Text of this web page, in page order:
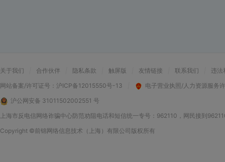
关于我们 合作伙伴 隐私条款 触屏版 友情链接 联系我们
违法
网站备案/许可证号： 沪ICP备12015550号-13
电子营业执照/人力资源服务
沪公网安备 31011502002551 号
上海市反电信网络诈骗中心防范劝阻电话和短信统一专号：962110，网民接到
Copyright ©前锦网络信息技术（上海）有限公司 版权所有